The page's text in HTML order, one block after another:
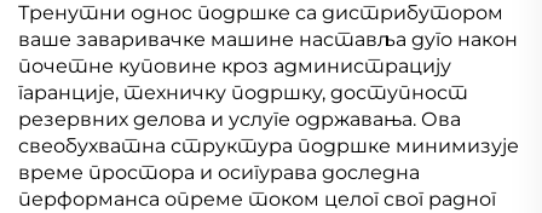
Тренутни однос подршке са дистрибутором
ваше заваривачке машине наставља дуго након
почетне куповине кроз администрацију
гаранције, техничку подршку, доступност
резервних делова и услуге одржавања. Ова
свеобухватна структура подршке минимизује
време простора и осигурава доследна
перформанса опреме током целог свог радног